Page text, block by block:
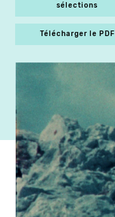
sélections
Télécharger le PDF